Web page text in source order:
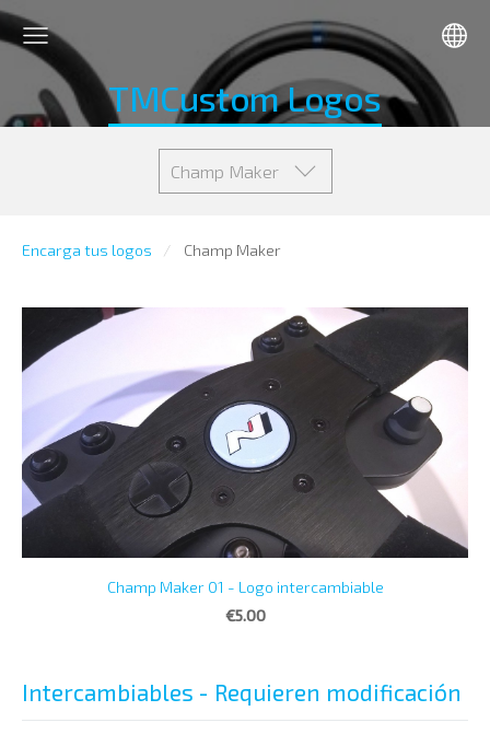
TMCustom Logos
Champ Maker
Intercambiables - Requieren modificación
Encarga tus logos Champ Maker
Champ Maker 01 - Logo intercambiable
€5.00